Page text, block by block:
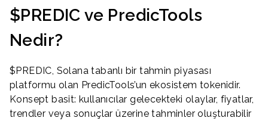
$PREDIC ve PredicTools
Nedir?
$PREDIC, Solana tabanlı bir tahmin piyasası
platformu olan PredicTools’un ekosistem tokenidir.
Konsept basit: kullanıcılar gelecekteki olaylar, fiyatlar,
trendler veya sonuçlar üzerine tahminler oluşturabilir